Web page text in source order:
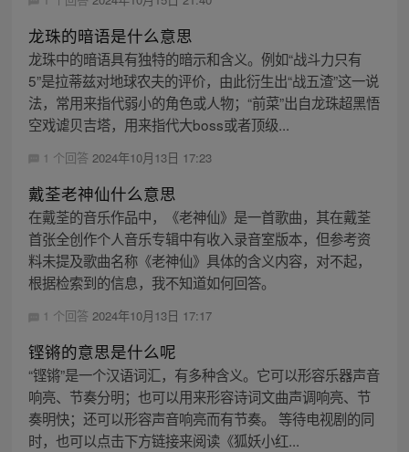
龙珠的暗语是什么意思
龙珠中的暗语具有独特的暗示和含义。例如“战斗力只有
5”是拉蒂兹对地球农夫的评价，由此衍生出“战五渣”这一说
法，常用来指代弱小的角色或人物；“前菜”出自龙珠超黑悟
空戏谑贝吉塔，用来指代大boss或者顶级...
1 个回答 2024年10月13日 17:23
戴荃老神仙什么意思
在戴荃的音乐作品中，《老神仙》是一首歌曲，其在戴荃
首张全创作个人音乐专辑中有收入录音室版本，但参考资
料未提及歌曲名称《老神仙》具体的含义内容，对不起，
根据检索到的信息，我不知道如何回答。
1 个回答 2024年10月13日 17:17
铿锵的意思是什么呢
“铿锵”是一个汉语词汇，有多种含义。它可以形容乐器声音
响亮、节奏分明；也可以用来形容诗词文曲声调响亮、节
奏明快；还可以形容声音响亮而有节奏。 等待电视剧的同
时，也可以点击下方链接来阅读《狐妖小红...